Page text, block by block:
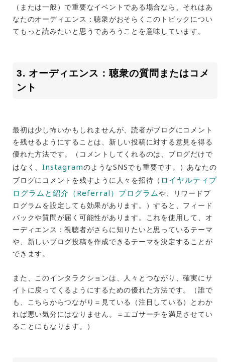
（または一般）で重要なイベントである場合なら、それはあ
なたのオーディエンス：聴衆がおそらくこのトピックについ
てもっと読みたいと思うであろうことを意味しています。
3. オーディエンス： 聴衆の質問またはコメ
ント
最初は少し怖いかもしれませんが、読者がブログにコメント
を残せるようにすることは、新しい投稿に対する意見を得る
優れた方法です。（コメントしてくれるのは、ブログだけで
はなく、 InstagramのようなSNSでも重要です。）あなたの
ブログにコメントを残すように人々を招待（ ロイヤルティプ
ログラムと紹介（Referral）プログラムや、リワードプ
ログラムを設定しても効果があります。）すると、フィード
バックや質問が届く可能性があります。これを使用して、 オ
ーディエンス：視聴者がさらに知りたいと思っているテーマ
や、新しいブログ投稿を作成できるテーマを決定することが
できます。
また、このインタラクションは、人々とつながり、確実にサ
イトに戻ってくるようにするための優れた方法です。（誰で
も、こちらからつながり＝見ている（注目している）とわか
れば悪い気分にはなりません。＝エゴサーチを満足させてい
ることにもなります。）